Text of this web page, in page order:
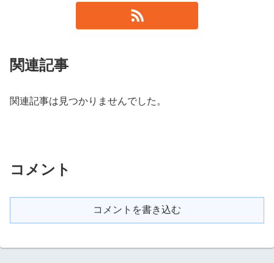
関連記事
関連記事は見つかりませんでした。
コメント
コメントを書き込む